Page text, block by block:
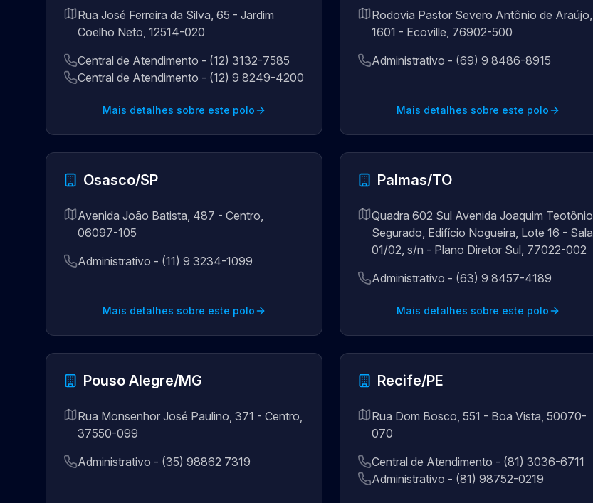
Rua José Ferreira da Silva, 65 - Jardim
Coelho Neto, 12514-020
Central de Atendimento - (12) 3132-7585
Central de Atendimento - (12) 9 8249-4200
Mais detalhes sobre este polo
Rodovia Pastor Severo Antônio de Araújo,
1601 - Ecoville, 76902-500
Administrativo - (69) 9 8486-8915
Mais detalhes sobre este polo
Osasco/SP
Avenida João Batista, 487 - Centro,
06097-105
Administrativo - (11) 9 3234-1099
Mais detalhes sobre este polo
Palmas/TO
Quadra 602 Sul Avenida Joaquim Teotônio
Segurado, Edifício Nogueira, Lote 16 - Sala
01/02, s/n - Plano Diretor Sul, 77022-002
Administrativo - (63) 9 8457-4189
Mais detalhes sobre este polo
Pouso Alegre/MG
Rua Monsenhor José Paulino, 371 - Centro,
37550-099
Administrativo - (35) 98862 7319
Recife/PE
Rua Dom Bosco, 551 - Boa Vista, 50070-
070
Central de Atendimento - (81) 3036-6711
Administrativo - (81) 98752-0219